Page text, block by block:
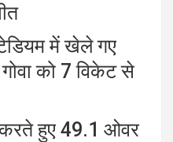
में खेले गए
को 7 विकेट से
करते हुए 49.1 ओवर